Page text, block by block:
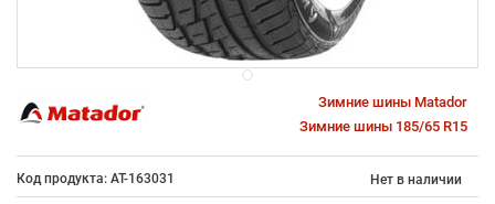
Зимние шины Matador
Зимние шины 185/65 R15
Код продукта: AT-163031 Нет в наличии